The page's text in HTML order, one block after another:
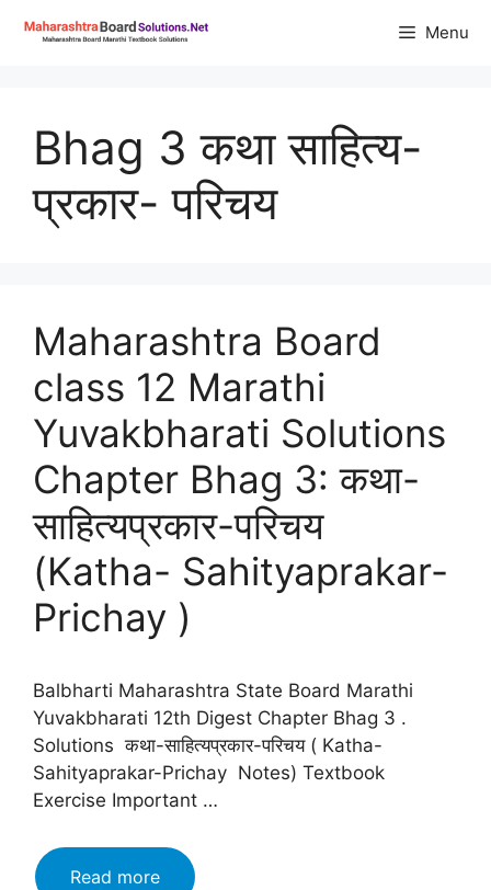
Menu
Bhag 3 कथा साहित्य-
प्रकार- परिचय
Maharashtra Board
class 12 Marathi
Yuvakbharati Solutions
Chapter Bhag 3: कथा-
साहित्यप्रकार-परिचय
(Katha- Sahityaprakar-
Prichay )
Balbharti Maharashtra State Board Marathi
Yuvakbharati 12th Digest Chapter Bhag 3 .
Solutions कथा-साहित्यप्रकार-परिचय ( Katha-
Sahityaprakar-Prichay Notes) Textbook
Exercise Important …
Read moreMaharashtra